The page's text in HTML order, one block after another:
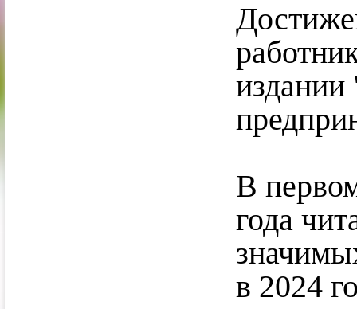
В
года
в 2024